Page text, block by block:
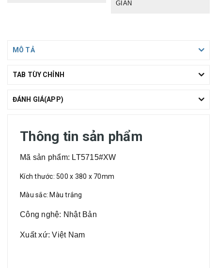
GIẢN
MÔ TẢ
TAB TÙY CHỈNH
ĐÁNH GIÁ(APP)
Thông tin sản phẩm
Mã sản phẩm: LT5715#XW
Kích thước: 500 x 380 x 70mm
Màu sắc: Màu trắng
Công nghệ: Nhật Bản
Xuất xứ: Việt Nam